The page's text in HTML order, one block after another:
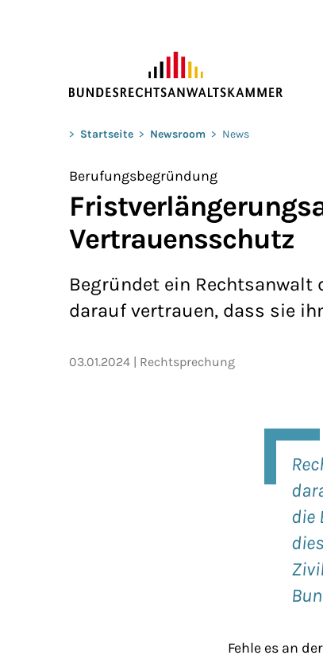
Sie befinden sich hier:
> Startseite > Newsroom > News
Berufungsbegründung
Vertrauensschutz
Begründet ein
darauf vertrauen, dass sie
03.01.2024 Rechtsprechung
die
Fehle es an